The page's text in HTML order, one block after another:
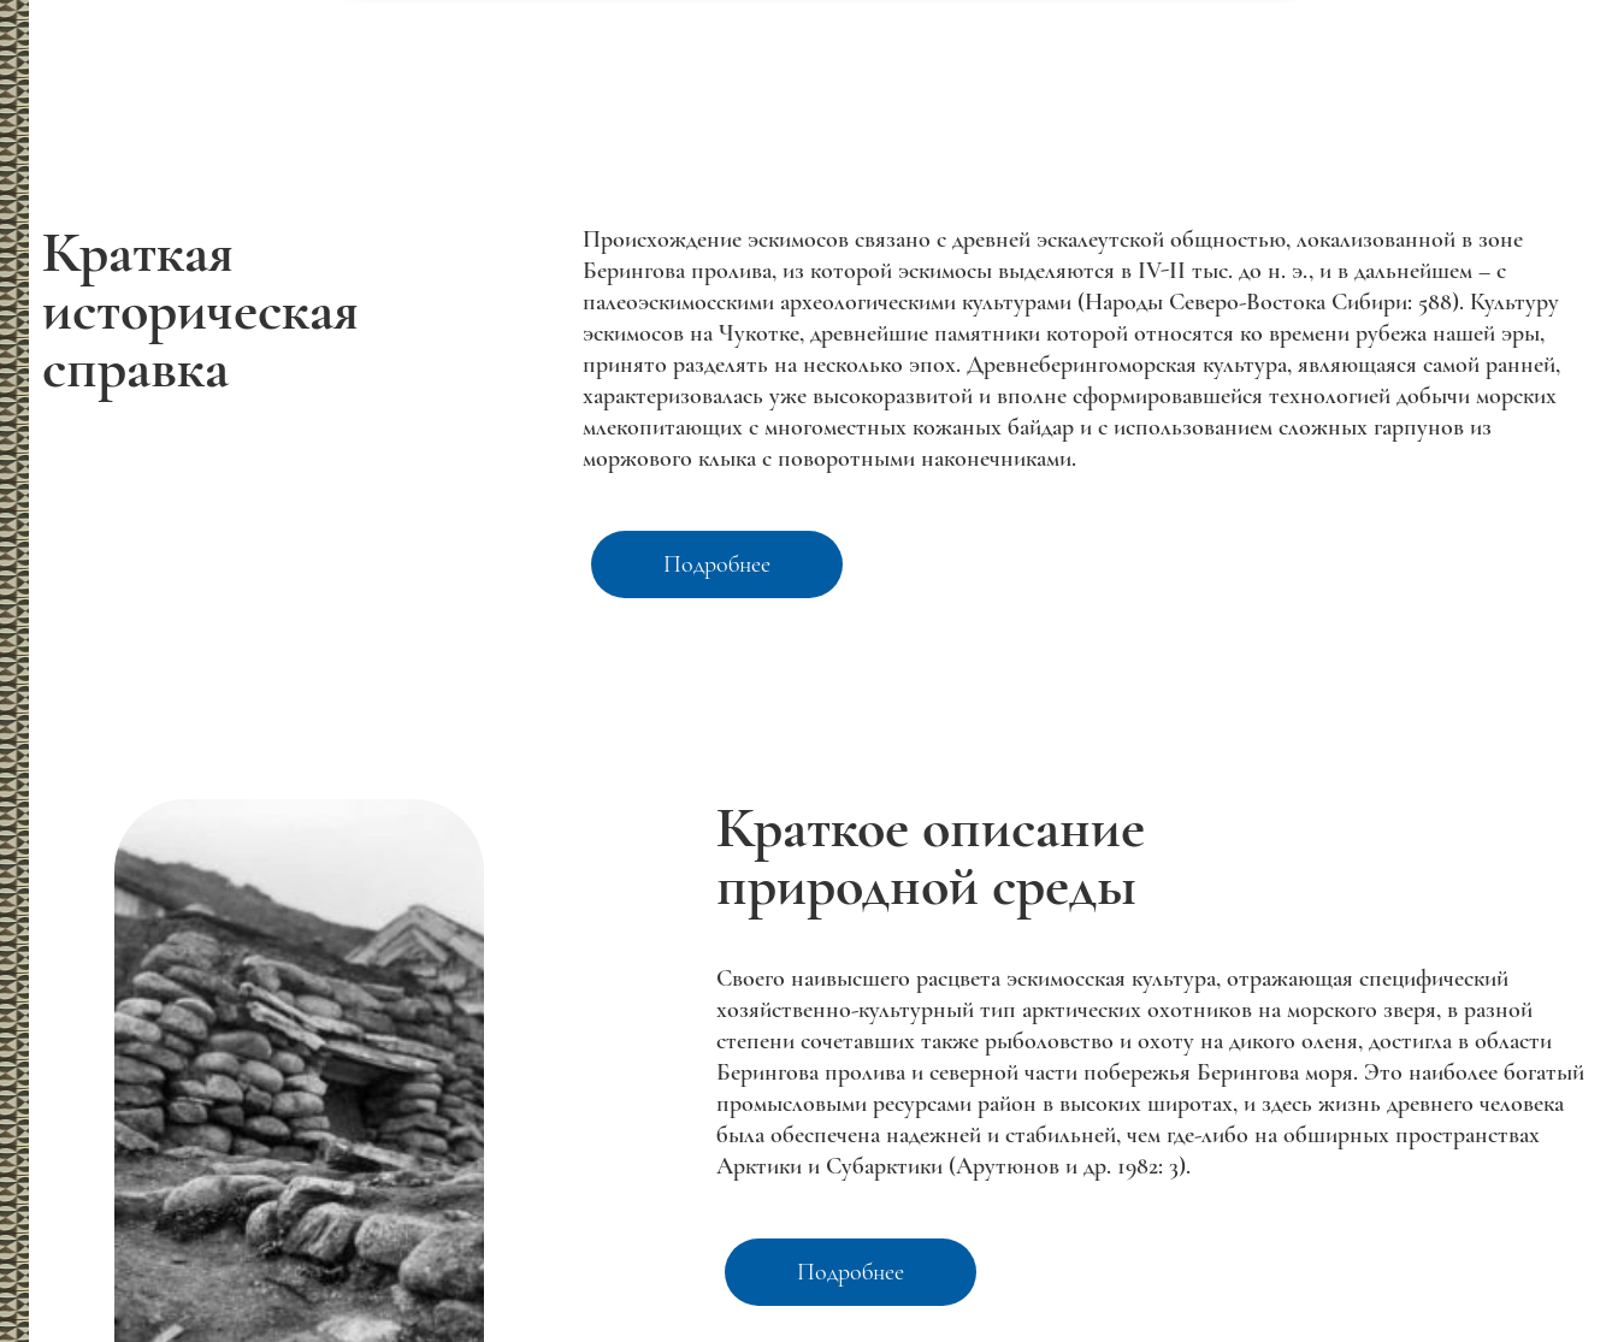
Краткая
историческая
справка
Происхождение эскимосов связано с древней эскалеутской общностью, локализованной в зоне
Берингова пролива, из которой эскимосы выделяются в IV-II тыс. до н. э., и в дальнейшем – с
палеоэскимосскими археологическими культурами (Народы Северо-Востока Сибири: 588). Культуру
эскимосов на Чукотке, древнейшие памятники которой относятся ко времени рубежа нашей эры,
принято разделять на несколько эпох. Древнеберингоморская культура, являющаяся самой ранней,
характеризовалась уже высокоразвитой и вполне сформировавшейся технологией добычи морских
млекопитающих с многоместных кожаных байдар и с использованием сложных гарпунов из
моржового клыка с поворотными наконечниками.
Подробнее
Краткое описание
природной среды
Своего наивысшего расцвета эскимосская культура, отражающая специфический
хозяйственно-культурный тип арктических охотников на морского зверя, в разной
степени сочетавших также рыболовство и охоту на дикого оленя, достигла в области
Берингова пролива и северной части побережья Берингова моря. Это наиболее богатый
промысловыми ресурсами район в высоких широтах, и здесь жизнь древнего человека
была обеспечена надежней и стабильней, чем где-либо на обширных пространствах
Арктики и Субарктики (Арутюнов и др. 1982: 3).
Подробнее